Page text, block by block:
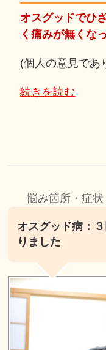
オスグッドでひ
く痛みが無くな
(個人の意見であ
続きを読む
悩み箇所・症状
オスグッド病：
りました